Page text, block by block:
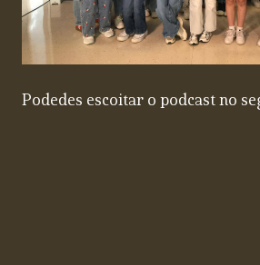
Podedes escoitar o podcast no